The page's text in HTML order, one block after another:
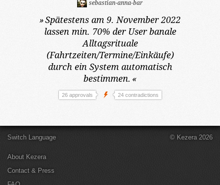
sebastian-anna-bar
»Spätestens am 9. November 2022
lassen min. 70% der User banale
Alltagsrituale
(Fahrtzeiten/Termine/Einkäufe)
durch ein System automatisch
bestimmen. «
26 approvals 24 contradictions
Switch Language
About Kezera
Contact & Press
© Kezera 2026